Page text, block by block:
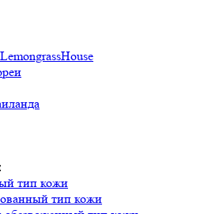
тип кожи
тип кожи